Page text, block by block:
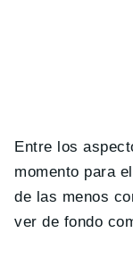
Entre los
momento para
de las menos
ver de fondo